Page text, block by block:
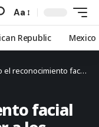
Aa
Republic Mexico
facial de osos puede ayudar a los conservacionistas a gestionar la vida silvestre
facial